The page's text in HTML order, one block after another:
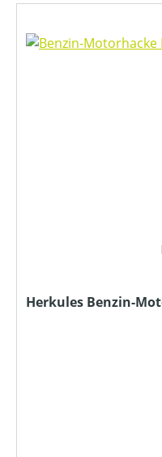
Herkules Benzin-